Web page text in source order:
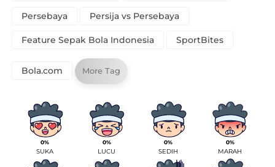
Persebaya Persija vs Persebaya
Feature Sepak Bola Indonesia SportBites
Bola.com More Tag
0%
SUKA
0%
LUCU
0%
SEDIH
0%
MARAH